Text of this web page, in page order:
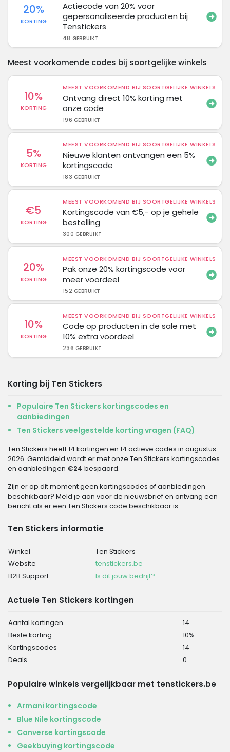
20%
KORTING
Actiecode van 20% voor
gepersonaliseerde producten bij
Tenstickers
48 GEBRUIKT
Meest voorkomende codes bij soortgelijke winkels
10%
KORTING
MEEST VOORKOMEND BIJ SOORTGELIJKE WINKELS
Ontvang direct 10% korting met
onze code
196 GEBRUIKT
5%
KORTING
MEEST VOORKOMEND BIJ SOORTGELIJKE WINKELS
Nieuwe klanten ontvangen een 5%
kortingscode
183 GEBRUIKT
€5
KORTING
MEEST VOORKOMEND BIJ SOORTGELIJKE WINKELS
Kortingscode van €5,- op je gehele
bestelling
300 GEBRUIKT
20%
KORTING
MEEST VOORKOMEND BIJ SOORTGELIJKE WINKELS
Pak onze 20% kortingscode voor
meer voordeel
152 GEBRUIKT
10%
KORTING
MEEST VOORKOMEND BIJ SOORTGELIJKE WINKELS
Code op producten in de sale met
10% extra voordeel
236 GEBRUIKT
Korting bij Ten Stickers
Populaire Ten Stickers kortingscodes en
aanbiedingen
Ten Stickers veelgestelde korting vragen (FAQ)
Ten Stickers heeft 14 kortingen en 14 actieve codes in augustus
2026. Gemiddeld wordt er met onze Ten Stickers kortingscodes
en aanbiedingen €24 bespaard.
Zijn er op dit moment geen kortingscodes of aanbiedingen
beschikbaar? Meld je aan voor de nieuwsbrief en ontvang een
bericht als er een Ten Stickers code beschikbaar is.
Ten Stickers informatie
Winkel
Ten Stickers
Website
tenstickers.be
B2B Support
Is dit jouw bedrijf?
Actuele Ten Stickers kortingen
Aantal kortingen
14
Beste korting
10%
Kortingscodes
14
Deals
0
Populaire winkels vergelijkbaar met tenstickers.be
Armani kortingscode
Blue Nile kortingscode
Converse kortingscode
Geekbuying kortingscode